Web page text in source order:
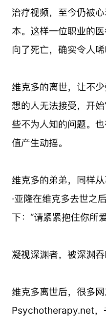
治疗视频，至今仍被
本。这样一位职业的
向了死亡，确实令人唏
维克多的离世，让不
想的人无法接受，开
些不为人知的问题。
值产生动摇。
维克多的弟弟，同样
·亚隆在维克多去世之
下：“请紧紧抱住你所
凝视深渊者，被深渊吞
维克多离世后，很多
Psychotherapy.net，